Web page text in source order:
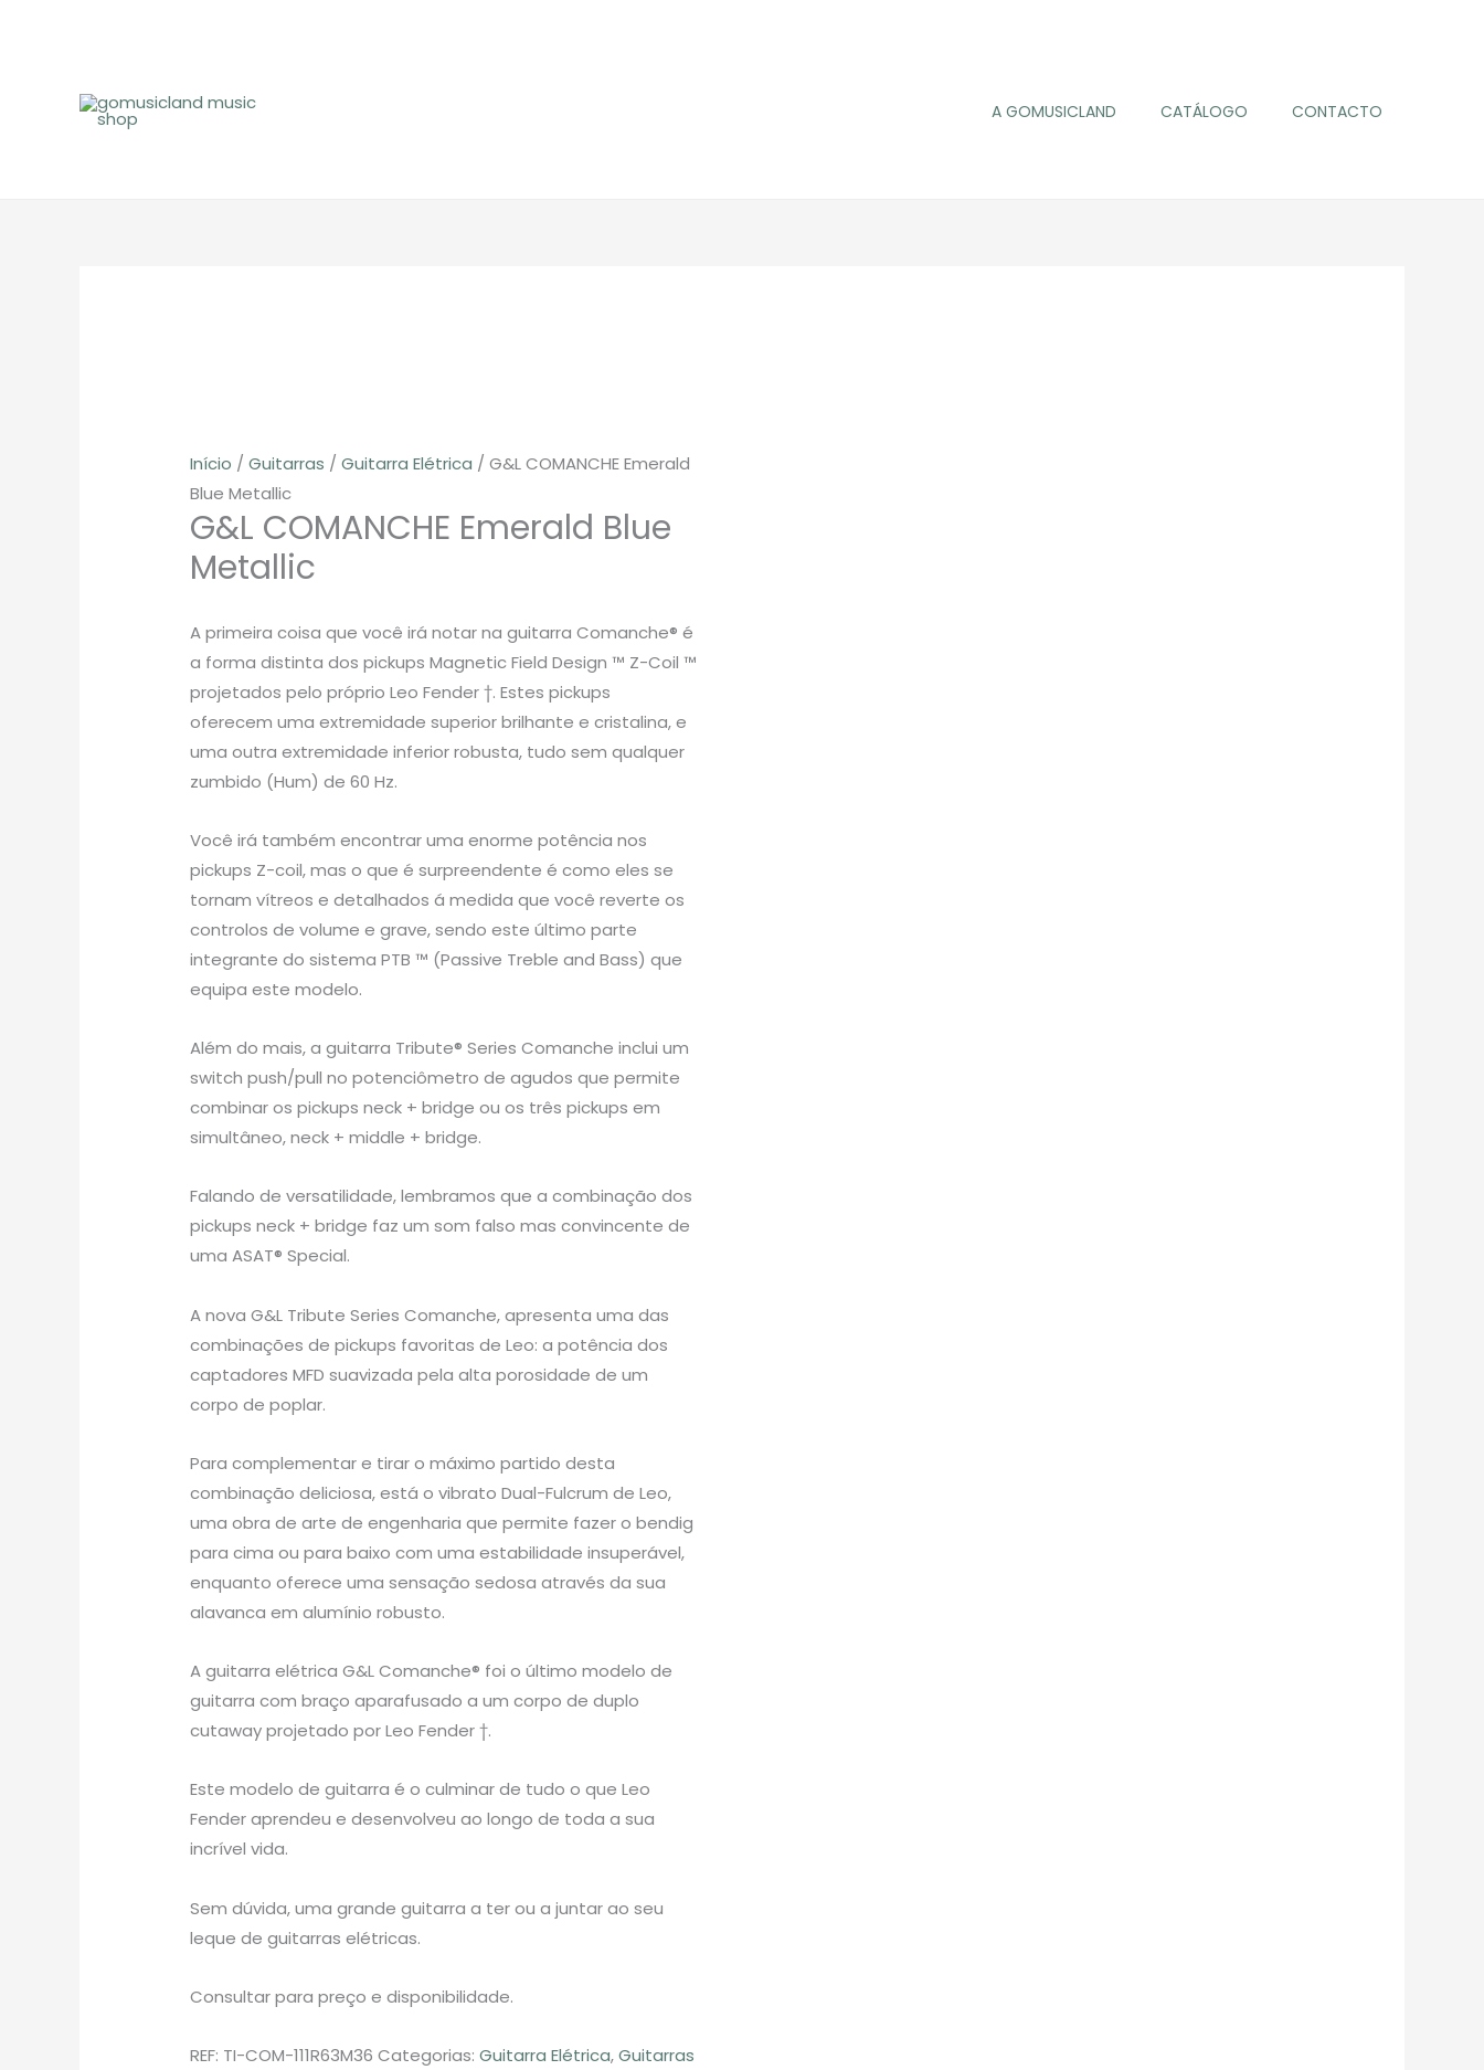
A GOMUSICLAND CATÁLOGO CONTACTO
Início /Guitarras /Guitarra Elétrica / G&L COMANCHE Emerald
Blue Metallic
G&L COMANCHE Emerald Blue
Metallic
A primeira coisa que você irá notar na guitarra Comanche® é
a forma distinta dos pickups Magnetic Field Design ™ Z-Coil ™
projetados pelo próprio Leo Fender †. Estes pickups
oferecem uma extremidade superior brilhante e cristalina, e
uma outra extremidade inferior robusta, tudo sem qualquer
zumbido (Hum) de 60 Hz.
Você irá também encontrar uma enorme potência nos
pickups Z-coil, mas o que é surpreendente é como eles se
tornam vítreos e detalhados á medida que você reverte os
controlos de volume e grave, sendo este último parte
integrante do sistema PTB ™ (Passive Treble and Bass) que
equipa este modelo.
Além do mais, a guitarra Tribute® Series Comanche inclui um
switch push/pull no potenciômetro de agudos que permite
combinar os pickups neck + bridge ou os três pickups em
simultâneo, neck + middle + bridge.
Falando de versatilidade, lembramos que a combinação dos
pickups neck + bridge faz um som falso mas convincente de
uma ASAT® Special.
A nova G&L Tribute Series Comanche, apresenta uma das
combinações de pickups favoritas de Leo: a potência dos
captadores MFD suavizada pela alta porosidade de um
corpo de poplar.
Para complementar e tirar o máximo partido desta
combinação deliciosa, está o vibrato Dual-Fulcrum de Leo,
uma obra de arte de engenharia que permite fazer o bendig
para cima ou para baixo com uma estabilidade insuperável,
enquanto oferece uma sensação sedosa através da sua
alavanca em alumínio robusto.
A guitarra elétrica G&L Comanche® foi o último modelo de
guitarra com braço aparafusado a um corpo de duplo
cutaway projetado por Leo Fender †.
Este modelo de guitarra é o culminar de tudo o que Leo
Fender aprendeu e desenvolveu ao longo de toda a sua
incrível vida.
Sem dúvida, uma grande guitarra a ter ou a juntar ao seu
leque de guitarras elétricas.
Consultar para preço e disponibilidade.
REF: TI-COM-111R63M36 Categorias:Guitarra Elétrica,Guitarras